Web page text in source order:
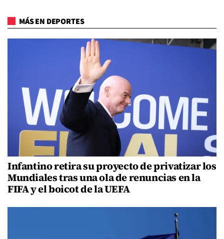
MÁS EN DEPORTES
Infantino retira su proyecto de privatizar los
Mundiales tras una ola de renuncias en la
FIFA y el boicot de la UEFA